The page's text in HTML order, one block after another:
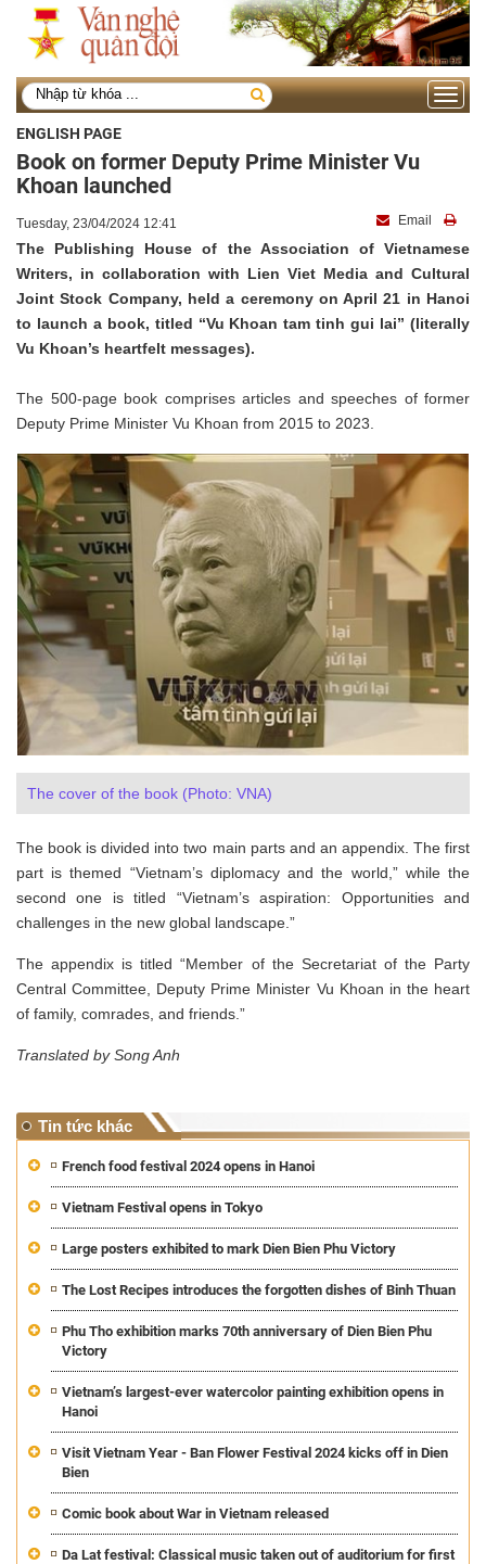
Toggle
ENGLISH PAGE
Book on former Deputy Prime Minister Vu
Khoan launched
Tuesday, 23/04/2024 12:41 Email
The Publishing House of the Association of Vietnamese
Writers, in collaboration with Lien Viet Media and Cultural
Joint Stock Company, held a ceremony on April 21 in Hanoi
to launch a book, titled “Vu Khoan tam tinh gui lai” (literally
Vu Khoan’s heartfelt messages).
The 500-page book comprises articles and speeches of former
Deputy Prime Minister Vu Khoan from 2015 to 2023.
The cover of the book (Photo: VNA)
The book is divided into two main parts and an appendix. The first
part is themed “Vietnam’s diplomacy and the world,” while the
second one is titled “Vietnam’s aspiration: Opportunities and
challenges in the new global landscape.”
The appendix is titled “Member of the Secretariat of the Party
Central Committee, Deputy Prime Minister Vu Khoan in the heart
of family, comrades, and friends.”
Translated by Song Anh
Tin tức khác
French food festival 2024 opens in Hanoi
Vietnam Festival opens in Tokyo
Large posters exhibited to mark Dien Bien Phu Victory
The Lost Recipes introduces the forgotten dishes of Binh Thuan
Phu Tho exhibition marks 70th anniversary of Dien Bien Phu
Victory
Vietnam’s largest-ever watercolor painting exhibition opens in
Hanoi
Visit Vietnam Year - Ban Flower Festival 2024 kicks off in Dien
Bien
Comic book about War in Vietnam released
Da Lat festival: Classical music taken out of auditorium for first